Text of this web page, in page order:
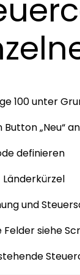
100 unter
Button „Neu“
definieren
und
Felder siehe